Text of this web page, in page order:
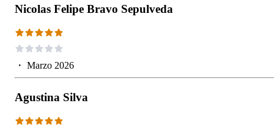
Nicolas Felipe Bravo Sepulveda
・ Marzo 2026
Agustina Silva